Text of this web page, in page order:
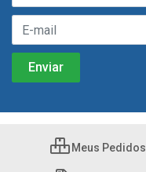
Meus Pedidos